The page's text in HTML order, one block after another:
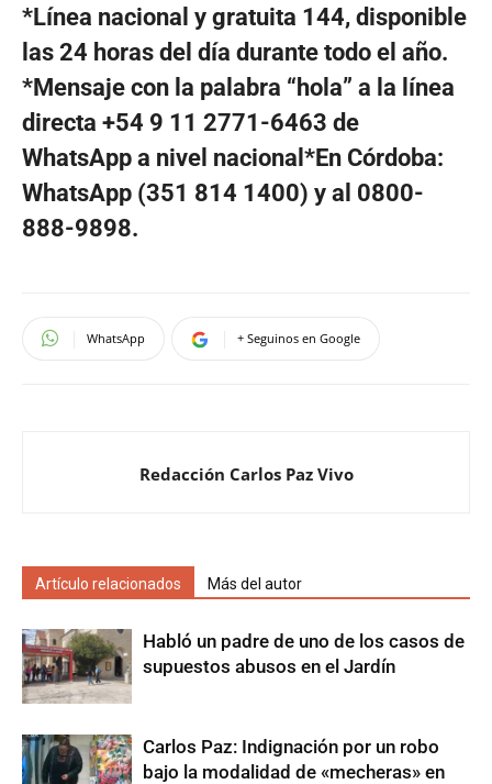
*Línea nacional y gratuita 144, disponible
las 24 horas del día durante todo el año.
*Mensaje con la palabra “hola” a la línea
directa +54 9 11 2771-6463 de
WhatsApp a nivel nacional*En Córdoba:
WhatsApp (351 814 1400) y al 0800-
888-9898.
WhatsApp + Seguinos en Google
Redacción Carlos Paz Vivo
Artículo relacionados Más del autor
Habló un padre de uno de los casos de
supuestos abusos en el Jardín
Carlos Paz: Indignación por un robo
bajo la modalidad de «mecheras» en